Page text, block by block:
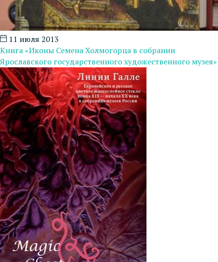
11 июля 2013
Книга «Иконы Семена Холмогорца в собрании
Ярославского государственного художественного музея»